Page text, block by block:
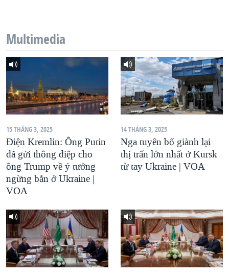
Multimedia
15 THÁNG 3, 2025
Điện Kremlin: Ông Putin
đã gửi thông điệp cho
ông Trump về ý tưởng
ngừng bắn ở Ukraine |
VOA
14 THÁNG 3, 2025
Nga tuyên bố giành lại
thị trấn lớn nhất ở Kursk
từ tay Ukraine | VOA